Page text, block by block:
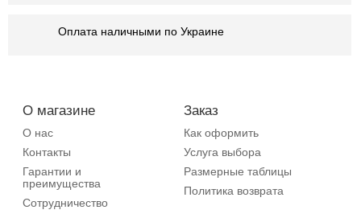
Оплата наличными по Украине
О магазине
О нас
Контакты
Гарантии и
преимущества
Сотрудничество
Заказ
Как оформить
Услуга выбора
Размерные таблицы
Политика возврата